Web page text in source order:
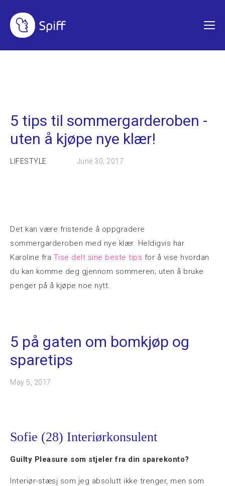
SHOPPESTOPP
5 tips til sommergarderoben -
uten å kjøpe nye klær!
June 30, 2017
LIFESTYLE
Det kan være fristende å oppgradere
sommergarderoben med nye klær. Heldigvis har
Karoline fra Tise delt sine beste tips for å vise hvordan
du kan komme deg gjennom sommeren; uten å bruke
penger på å kjøpe noe nytt.
5 på gaten om bomkjøp og
sparetips
May 5, 2017
Sofie (28) Interiørkonsulent
Guilty Pleasure som stjeler fra din sparekonto?
Interiør-stæsj som jeg absolutt ikke trenger, men som